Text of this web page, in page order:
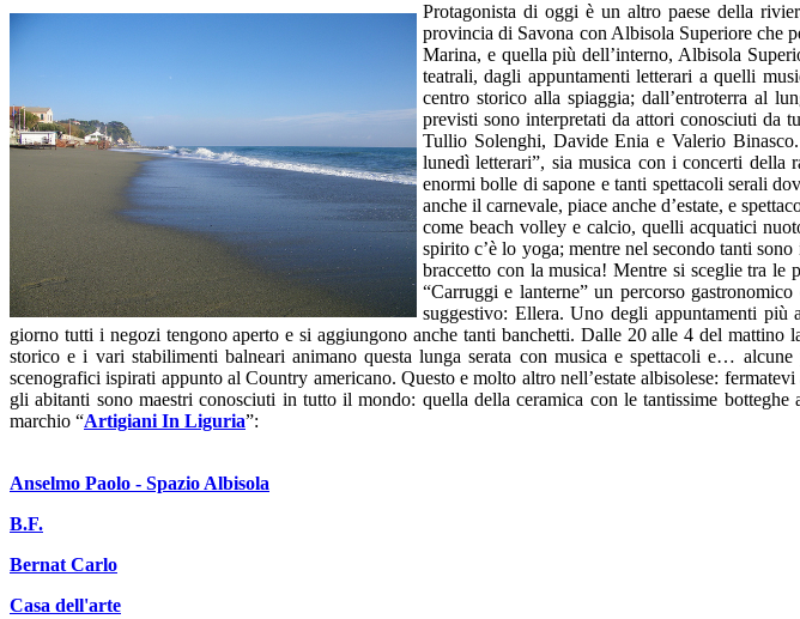
Protagonista di oggi è un altro paese della
provincia di Savona con Albisola Superiore che
Marina, e quella più dell’interno, Albisola
teatrali, dagli appuntamenti letterari a quelli
centro storico alla spiaggia; dall’entroterra al
previsti sono interpretati da attori conosciuti da
Tullio Solenghi, Davide Enia e Valerio
lunedì letterari”, sia musica con i concerti della
enormi bolle di sapone e tanti spettacoli serali
anche il carnevale, piace anche d’estate, e
come beach volley e calcio, quelli acquatici
spirito c’è lo yoga; mentre nel secondo tanti
braccetto con la musica! Mentre si sceglie tra le
“Carruggi e lanterne” un percorso
suggestivo: Ellera. Uno degli appuntamenti più
giorno tutti i negozi tengono aperto e si aggiungono anche tanti banchetti. Dalle 20 alle 4 del mattino
storico e i vari stabilimenti balneari animano questa lunga serata con musica e spettacoli e…
scenografici ispirati appunto al Country americano. Questo e molto altro nell’estate albisolese:
gli abitanti sono maestri conosciuti in tutto il mondo: quella della ceramica con le tantissime
marchio “Artigiani In Liguria”:
Anselmo Paolo - Spazio Albisola
B.F.
Bernat Carlo
Casa dell'arte